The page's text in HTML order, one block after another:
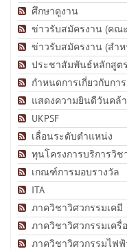
ศึกษาดูงาน
ข่าวรับสมัครงาน (คณ
ข่าวรับสมัครงาน (สำ
ประชาสัมพันธ์หลักสูตร
กำหนดการเกี่ยวกับกา
แสดงความยินดีวันคล้
UKPSF
เลื่อนระดับตำแหน่ง
ทุนโครงการบริการวิช
เกณฑ์การมอบรางวัล
ITA
ภาควิชาวิศวกรรมเคมี
ภาควิชาวิศวกรรมเครื่
ภาควิชาวิศวกรรมไฟฟ้